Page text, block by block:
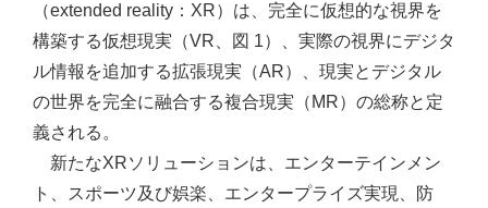
（extended reality：XR）は、完全に仮想的な視界を
構築する仮想現実（VR、図 1）、実際の視界にデジタ
ル情報を追加する拡張現実（AR）、現実とデジタル
の世界を完全に融合する複合現実（MR）の総称と定
義される。
新たなXRソリューションは、エンターテインメン
ト、スポーツ及び娯楽、エンタープライズ実現、防